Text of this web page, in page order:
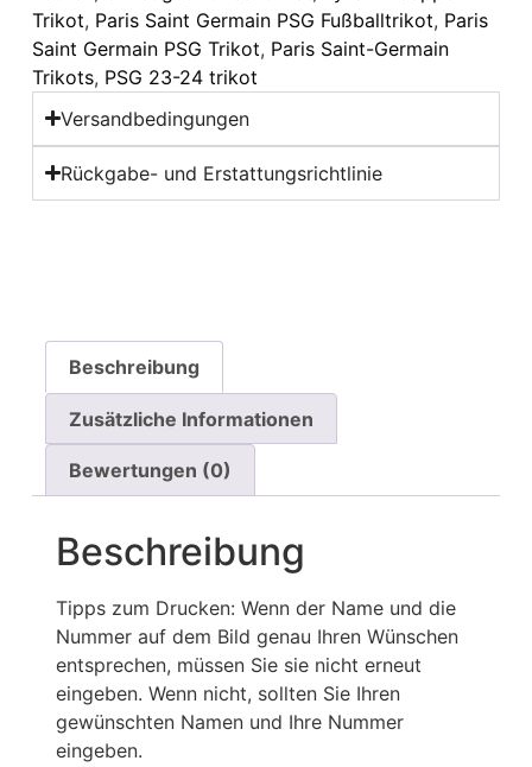
Trikot, Paris Saint Germain PSG Fußballtrikot, Paris
Saint Germain PSG Trikot, Paris Saint-Germain
Trikots, PSG 23-24 trikot
Versandbedingungen
Rückgabe- und Erstattungsrichtlinie
Beschreibung
Zusätzliche Informationen
Bewertungen (0)
Beschreibung
Tipps zum Drucken: Wenn der Name und die
Nummer auf dem Bild genau Ihren Wünschen
entsprechen, müssen Sie sie nicht erneut
eingeben. Wenn nicht, sollten Sie Ihren
gewünschten Namen und Ihre Nummer
eingeben.